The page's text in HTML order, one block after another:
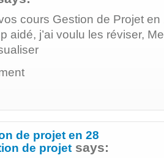
cours Gestion de Projet en
aidé, j’ai voulu les réviser,
de projet en 28
de projet says: